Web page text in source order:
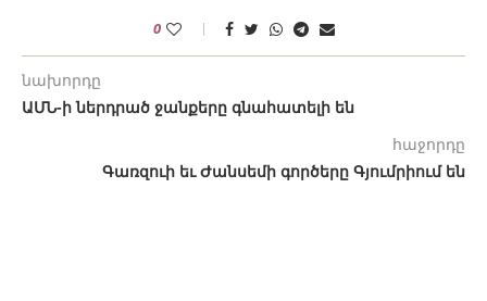
0
նախորդը
ԱՄՆ-ի ներդրած ջանքերը գնահատելի են
հաջորդը
Գառզուի եւ Ժանսեմի գործերը Գյումրիում են